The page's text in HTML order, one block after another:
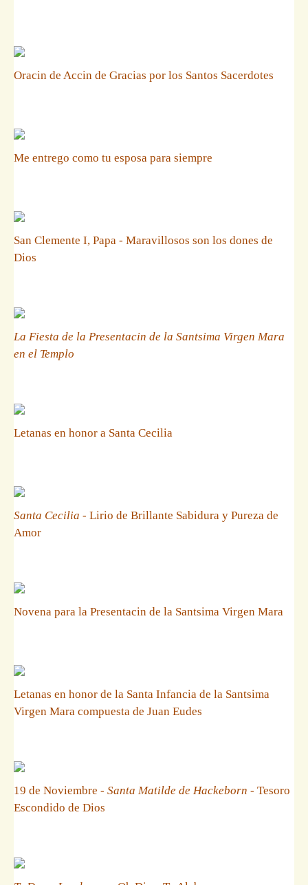
Oracin de Accin de Gracias por los Santos Sacerdotes
Me entrego como tu esposa para siempre
San Clemente I, Papa - Maravillosos son los dones de
Dios
La Fiesta de la Presentacin de la Santsima Virgen Mara
en el Templo
Letanas en honor a Santa Cecilia
Santa Cecilia - Lirio de Brillante Sabidura y Pureza de
Amor
Novena para la Presentacin de la Santsima Virgen Mara
Letanas en honor de la Santa Infancia de la Santsima
Virgen Mara compuesta de Juan Eudes
19 de Noviembre - Santa Matilde de Hackeborn - Tesoro
Escondido de Dios